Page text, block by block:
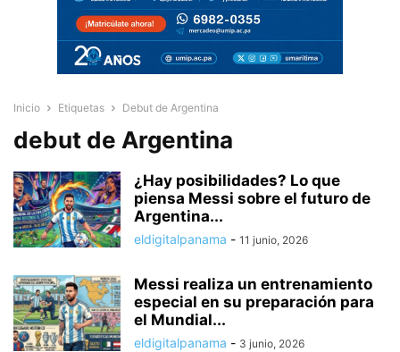
Inicio Etiquetas Debut de Argentina
debut de Argentina
¿Hay posibilidades? Lo que
piensa Messi sobre el futuro de
Argentina...
eldigitalpanama - 11 junio, 2026
Messi realiza un entrenamiento
especial en su preparación para
el Mundial...
eldigitalpanama - 3 junio, 2026